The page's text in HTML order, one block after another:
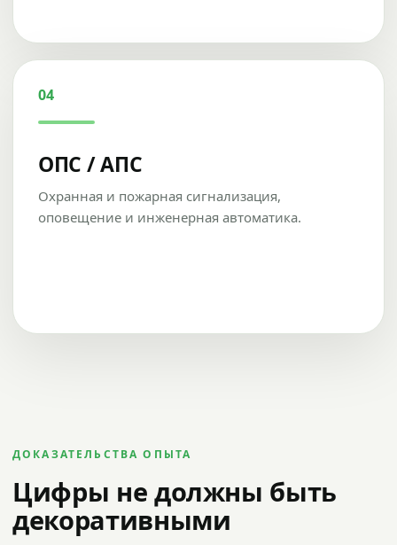
04
ОПС / АПС
Охранная и пожарная сигнализация,
оповещение и инженерная автоматика.
ДОКАЗАТЕЛЬСТВА ОПЫТА
Цифры не должны быть
декоративными